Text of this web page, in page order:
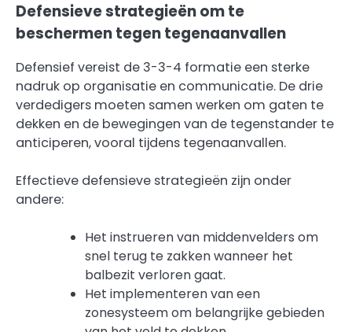
Defensieve strategieën om te
beschermen tegen tegenaanvallen
Defensief vereist de 3-3-4 formatie een sterke
nadruk op organisatie en communicatie. De drie
verdedigers moeten samen werken om gaten te
dekken en de bewegingen van de tegenstander te
anticiperen, vooral tijdens tegenaanvallen.
Effectieve defensieve strategieën zijn onder
andere:
Het instrueren van middenvelders om
snel terug te zakken wanneer het
balbezit verloren gaat.
Het implementeren van een
zonesysteem om belangrijke gebieden